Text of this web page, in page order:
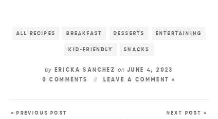
ALL RECIPES BREAKFAST DESSERTS ENTERTAINING
KID-FRIENDLY SNACKS
by ERICKA SANCHEZ onJUNE 4, 2023
0 COMMENTS
LEAVE A COMMENT »
« PREVIOUS POST NEXT POST »